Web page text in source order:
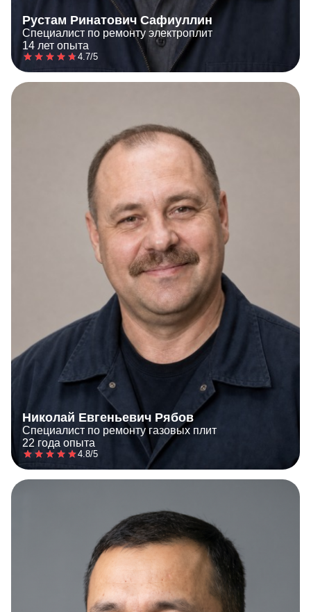
Рустам Ринатович Сафиуллин
Специалист по ремонту электроплит
14 лет опыта
4.7/5
Николай Евгеньевич Рябов
Специалист по ремонту газовых плит
22 года опыта
4.8/5